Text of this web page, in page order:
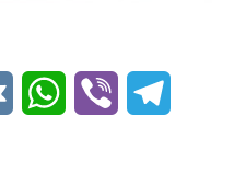
VK WhatsApp
Viber